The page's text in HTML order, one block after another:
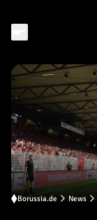
Borussia.de News